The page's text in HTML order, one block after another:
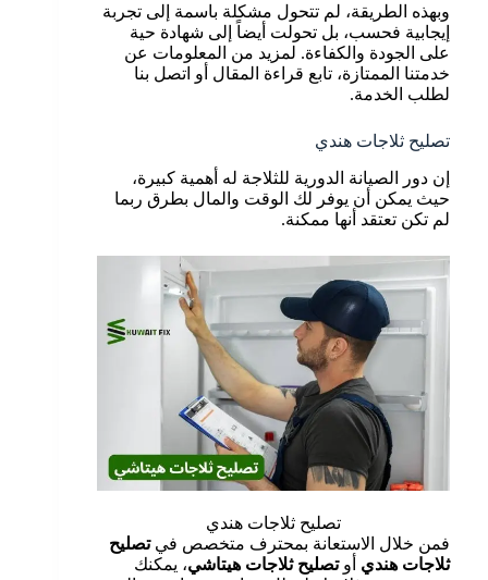
وبهذه الطريقة، لم تتحول مشكلة باسمة إلى تجربة
إيجابية فحسب، بل تحولت أيضاً إلى شهادة حية
على الجودة والكفاءة. لمزيد من المعلومات عن
خدمتنا الممتازة، تابع قراءة المقال أو اتصل بنا
لطلب الخدمة.
تصليح ثلاجات هندي
إن دور الصيانة الدورية للثلاجة له أهمية كبيرة،
حيث يمكن أن يوفر لك الوقت والمال بطرق ربما
لم تكن تعتقد أنها ممكنة.
تصليح ثلاجات هندي
فمن خلال الاستعانة بمحترف متخصص فيتصليح
ثلاجات هندي أوتصليح ثلاجات هيتاشي، يمكنك